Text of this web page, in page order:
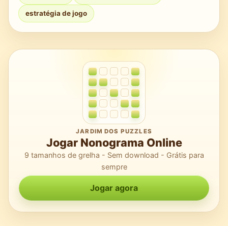
estratégia de jogo
JARDIM DOS PUZZLES
Jogar Nonograma Online
9 tamanhos de grelha - Sem download - Grátis para
sempre
Jogar agora